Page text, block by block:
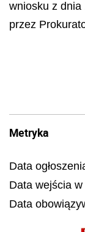
wniosku z dnia
przez
Metryka
Data
Data wejścia w
Data